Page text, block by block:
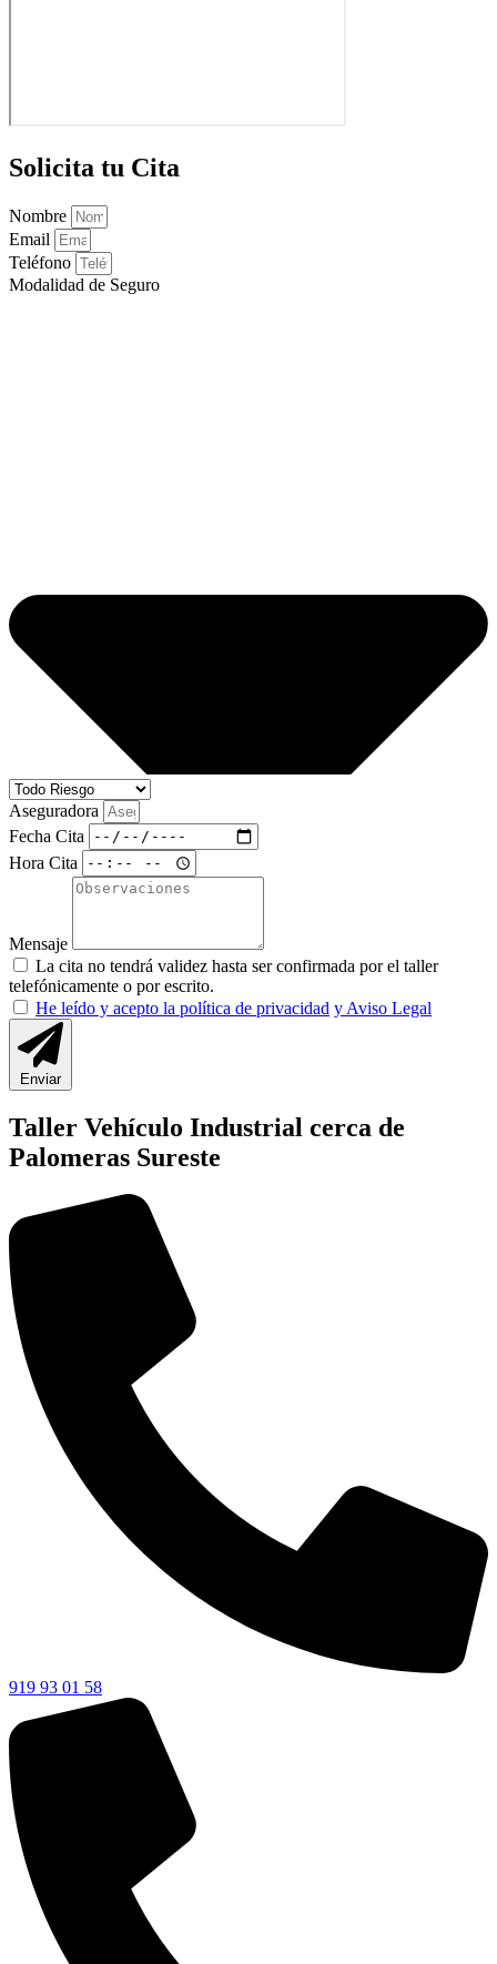
Solicita tu Cita
Nombre
Email
Teléfono
Modalidad de Seguro
Aseguradora
Fecha Cita
Hora Cita
Mensaje
La cita no tendrá validez hasta ser confirmada por el taller
telefónicamente o por escrito.
He leído y acepto la política de privacidad y Aviso Legal
Enviar
Taller Vehículo Industrial cerca de
Palomeras Sureste
919 93 01 58